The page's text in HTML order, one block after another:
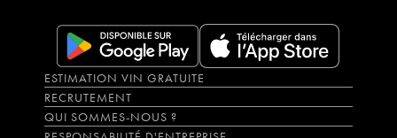
ESTIMATION VIN GRATUITE
RECRUTEMENT
QUI SOMMES-NOUS ?